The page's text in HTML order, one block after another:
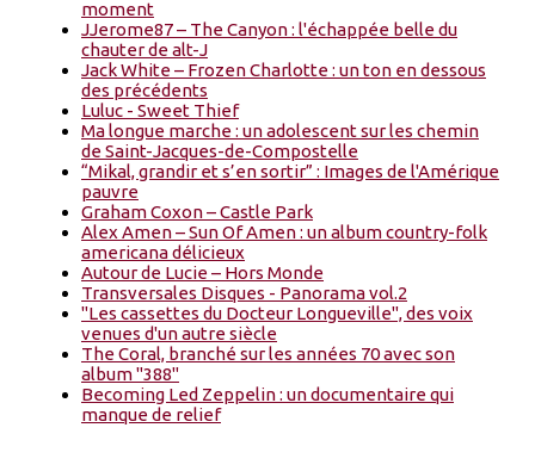
moment
JJerome87 – The Canyon : l'échappée belle du
chauter de alt-J
Jack White – Frozen Charlotte : un ton en dessous
des précédents
Luluc - Sweet Thief
Ma longue marche : un adolescent sur les chemin
de Saint-Jacques-de-Compostelle
“Mikal, grandir et s’en sortir” : Images de l'Amérique
pauvre
Graham Coxon – Castle Park
Alex Amen – Sun Of Amen : un album country-folk
americana délicieux
Autour de Lucie – Hors Monde
Transversales Disques - Panorama vol.2
"Les cassettes du Docteur Longueville", des voix
venues d'un autre siècle
The Coral, branché sur les années 70 avec son
album "388"
Becoming Led Zeppelin : un documentaire qui
manque de relief